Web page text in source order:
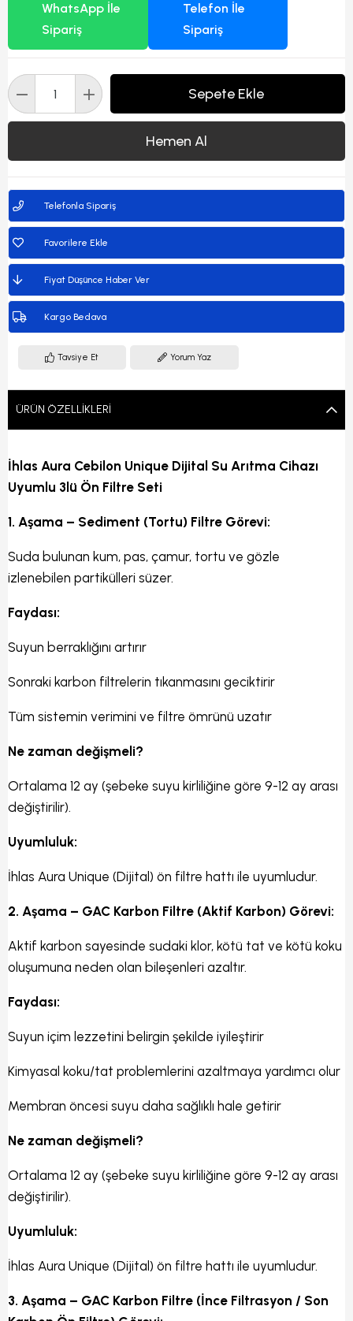
WhatsApp İle
Sipariş
Telefon İle
Sipariş
Telefonla Sipariş
Favorilere Ekle
Fiyat Düşünce Haber Ver
Kargo Bedava
Tavsiye Et Yorum Yaz
ÜRÜN ÖZELLIKLERI
İhlas Aura Cebilon Unique Dijital Su Arıtma Cihazı
Uyumlu 3lü Ön Filtre Seti
1. Aşama – Sediment (Tortu) Filtre Görevi:
Suda bulunan kum, pas, çamur, tortu ve gözle
izlenebilen partikülleri süzer.
Faydası:
Suyun berraklığını artırır
Sonraki karbon filtrelerin tıkanmasını geciktirir
Tüm sistemin verimini ve filtre ömrünü uzatır
Ne zaman değişmeli?
Ortalama 12 ay (şebeke suyu kirliliğine göre 9-12 ay arası
değiştirilir).
Uyumluluk:
İhlas Aura Unique (Dijital) ön filtre hattı ile uyumludur.
2. Aşama – GAC Karbon Filtre (Aktif Karbon) Görevi:
Aktif karbon sayesinde sudaki klor, kötü tat ve kötü koku
oluşumuna neden olan bileşenleri azaltır.
Faydası:
Suyun içim lezzetini belirgin şekilde iyileştirir
Kimyasal koku/tat problemlerini azaltmaya yardımcı olur
Membran öncesi suyu daha sağlıklı hale getirir
Ne zaman değişmeli?
Ortalama 12 ay (şebeke suyu kirliliğine göre 9-12 ay arası
değiştirilir).
Uyumluluk:
İhlas Aura Unique (Dijital) ön filtre hattı ile uyumludur.
3. Aşama – GAC Karbon Filtre (İnce Filtrasyon / Son